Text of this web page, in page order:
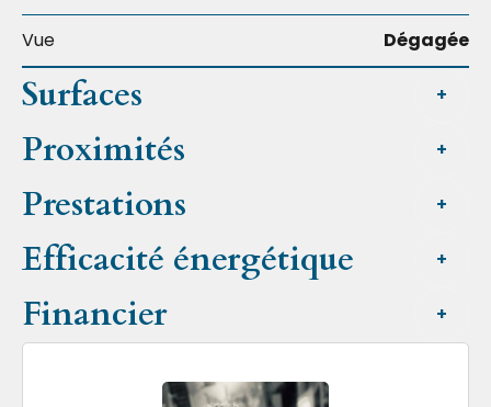
Vue Dégagée
Surfaces +
Proximités +
Prestations +
Efficacité énergétique +
Financier +